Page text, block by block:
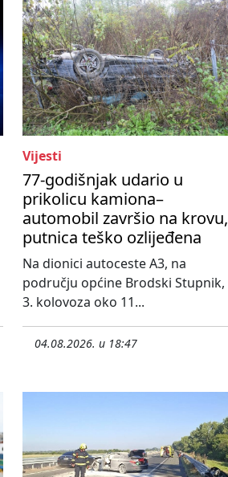
Vijesti
77-godišnjak udario u
prikolicu kamiona–
automobil završio na krovu,
putnica teško ozlijeđena
Na dionici autoceste A3, na
području općine Brodski Stupnik,
3. kolovoza oko 11...
04.08.2026. u 18:47